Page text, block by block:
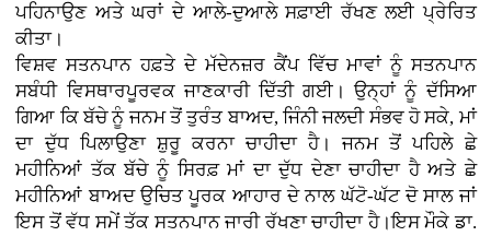
ਪਹਿਨਾਉਣ ਅਤੇ ਘਰਾਂ ਦੇ ਆਲੇ-ਦੁਆਲੇ ਸਫ਼ਾਈ ਰੱਖਣ ਲਈ ਪ੍ਰੇਰਿਤ
ਕੀਤਾ।
ਵਿਸ਼ਵ ਸਤਨਪਾਨ ਹਫ਼ਤੇ ਦੇ ਮੱਦੇਨਜ਼ਰ ਕੈਂਪ ਵਿੱਚ ਮਾਵਾਂ ਨੂੰ ਸਤਨਪਾਨ
ਸਬੰਧੀ ਵਿਸਥਾਰਪੂਰਵਕ ਜਾਣਕਾਰੀ ਦਿੱਤੀ ਗਈ। ਉਨ੍ਹਾਂ ਨੂੰ ਦੱਸਿਆ
ਗਿਆ ਕਿ ਬੱਚੇ ਨੂੰ ਜਨਮ ਤੋਂ ਤੁਰੰਤ ਬਾਅਦ, ਜਿੰਨੀ ਜਲਦੀ ਸੰਭਵ ਹੋ ਸਕੇ, ਮਾਂ
ਦਾ ਦੁੱਧ ਪਿਲਾਉਣਾ ਸ਼ੁਰੂ ਕਰਨਾ ਚਾਹੀਦਾ ਹੈ। ਜਨਮ ਤੋਂ ਪਹਿਲੇ ਛੇ
ਮਹੀਨਿਆਂ ਤੱਕ ਬੱਚੇ ਨੂੰ ਸਿਰਫ਼ ਮਾਂ ਦਾ ਦੁੱਧ ਦੇਣਾ ਚਾਹੀਦਾ ਹੈ ਅਤੇ ਛੇ
ਮਹੀਨਿਆਂ ਬਾਅਦ ਉਚਿਤ ਪੂਰਕ ਆਹਾਰ ਦੇ ਨਾਲ ਘੱਟੋ-ਘੱਟ ਦੋ ਸਾਲ ਜਾਂ
ਇਸ ਤੋਂ ਵੱਧ ਸਮੇਂ ਤੱਕ ਸਤਨਪਾਨ ਜਾਰੀ ਰੱਖਣਾ ਚਾਹੀਦਾ ਹੈ।ਇਸ ਮੌਕੇ ਡਾ.